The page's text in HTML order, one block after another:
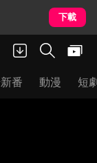
下載
番 動漫 短